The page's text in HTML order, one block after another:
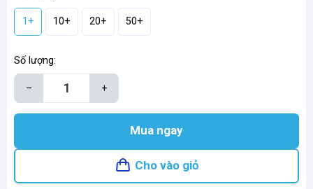
1+ 10+ 20+ 50+
Số lượng:
– +
Mua ngay
Cho vào giỏ